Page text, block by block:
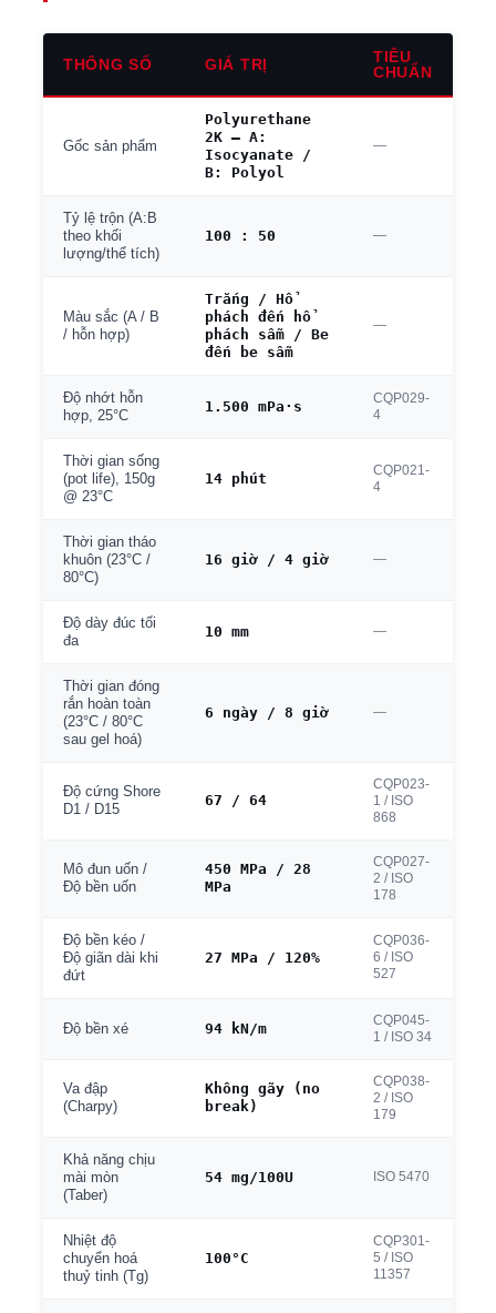
THÔNG SỐ GIÁ TRỊ
TIÊU
CHUẨN
Gốc sản phẩm
Polyurethane
2K — A:
Isocyanate /
B: Polyol
—
Tỷ lệ trộn (A:B
theo khối
lượng/thể tích)
100 : 50 —
Màu sắc (A / B
/ hỗn hợp)
Trắng / Hổ
phách đến hổ
phách sẫm / Be
đến be sẫm
—
Độ nhớt hỗn
hợp, 25°C
1.500 mPa·s
CQP029-
4
Thời gian sống
(pot life), 150g
@ 23°C
14 phút
CQP021-
4
Thời gian tháo
khuôn (23°C /
80°C)
16 giờ / 4 giờ —
Độ dày đúc tối
đa
10 mm —
Thời gian đóng
rắn hoàn toàn
(23°C / 80°C
sau gel hoá)
6 ngày / 8 giờ —
Độ cứng Shore
D1 / D15
67 / 64
CQP023-
1 / ISO
868
Mô đun uốn /
Độ bền uốn
450 MPa / 28
MPa
CQP027-
2 / ISO
178
Độ bền kéo /
Độ giãn dài khi
đứt
27 MPa / 120%
CQP036-
6 / ISO
527
Độ bền xé 94 kN/m
CQP045-
1 / ISO 34
Va đập
(Charpy)
Không gãy (no
break)
CQP038-
2 / ISO
179
Khả năng chịu
mài mòn
(Taber)
54 mg/100U ISO 5470
Nhiệt độ
chuyển hoá
thuỷ tinh (Tg)
100°C
CQP301-
5 / ISO
11357